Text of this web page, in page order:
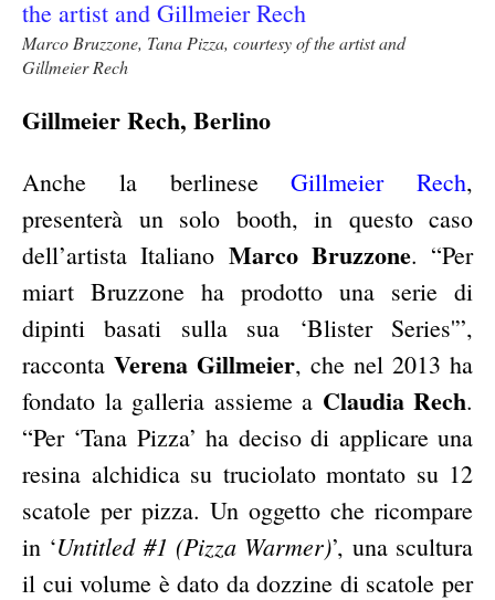
Marco Bruzzone, Tana Pizza, courtesy of the artist and
Gillmeier Rech
Gillmeier Rech, Berlino
Anche la berlineseGillmeier Rech,
presenterà un solo booth, in questo caso
dell’artista Italiano Marco Bruzzone. “Per
miart Bruzzone ha prodotto una serie di
dipinti basati sulla sua ‘Blister Series'”,
racconta Verena Gillmeier, che nel 2013 ha
fondato la galleria assieme a Claudia Rech.
“Per ‘Tana Pizza’ ha deciso di applicare una
resina alchidica su truciolato montato su 12
scatole per pizza. Un oggetto che ricompare
in ‘Untitled #1 (Pizza Warmer)’, una scultura
il cui volume è dato da dozzine di scatole per